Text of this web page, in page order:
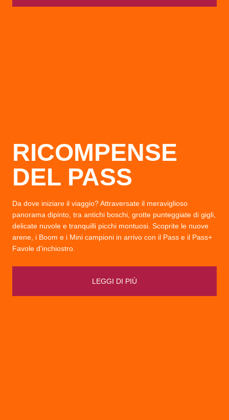
RICOMPENSE
DEL PASS
Da dove iniziare il viaggio? Attraversate il meraviglioso
panorama dipinto, tra antichi boschi, grotte punteggiate di gigli,
delicate nuvole e tranquilli picchi montuosi. Scoprite le nuove
arene, i Boom e i Mini campioni in arrivo con il Pass e il Pass+
Favole d'inchiostro.
LEGGI DI PIÙ